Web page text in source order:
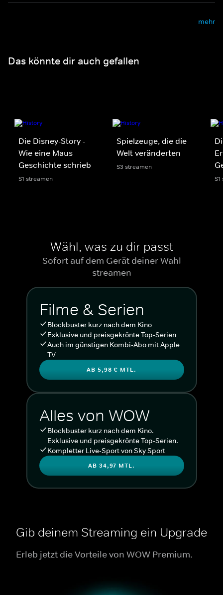
mehr
Das könnte dir auch gefallen
Die Disney-Story -
Wie eine Maus
Geschichte schrieb
S1 streamen
Spielzeuge, die die
Welt veränderten
S3 streamen
Wähl, was zu dir passt
Sofort auf dem Gerät deiner Wahl
streamen
Filme & Serien
Blockbuster kurz nach dem Kino
Exklusive und preisgekrönte Top-Serien
Auch im günstigen Kombi-Abo mit Apple
TV
AB 5,98 € MTL.
Alles von WOW
Blockbuster kurz nach dem Kino.
Exklusive und preisgekrönte Top-Serien.
Kompletter Live-Sport von Sky Sport
AB 34,97 MTL.
Gib deinem Streaming ein Upgrade
Erleb jetzt die Vorteile von WOW Premium.